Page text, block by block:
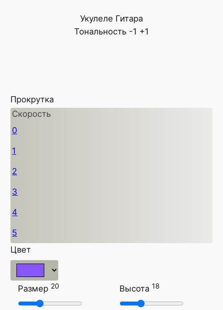
Укулеле Гитара
Тональность -1 +1
Прокрутка
Скорость
0
1
2
3
4
5
Цвет
Размер 20 Высота 18